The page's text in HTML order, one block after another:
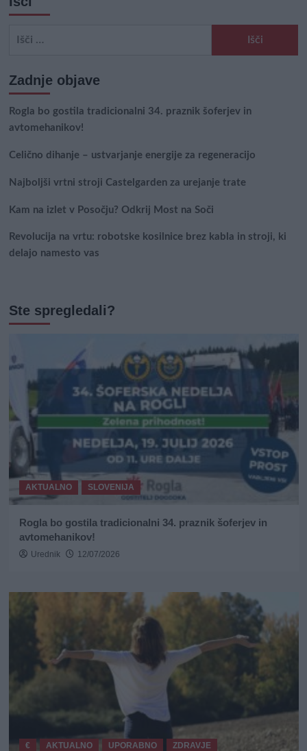
Zadnje objave
Rogla bo gostila tradicionalni 34. praznik šoferjev in
avtomehanikov!
Celično dihanje – ustvarjanje energije za regeneracijo
Najboljši vrtni stroji Castelgarden za urejanje trate
Kam na izlet v Posočju? Odkrij Most na Soči
Revolucija na vrtu: robotske kosilnice brez kabla in stroji, ki
delajo namesto vas
Ste spregledali?
AKTUALNO SLOVENIJA
Rogla bo gostila tradicionalni 34. praznik šoferjev in
avtomehanikov!
Urednik 12/07/2026
€ AKTUALNO UPORABNO ZDRAVJE